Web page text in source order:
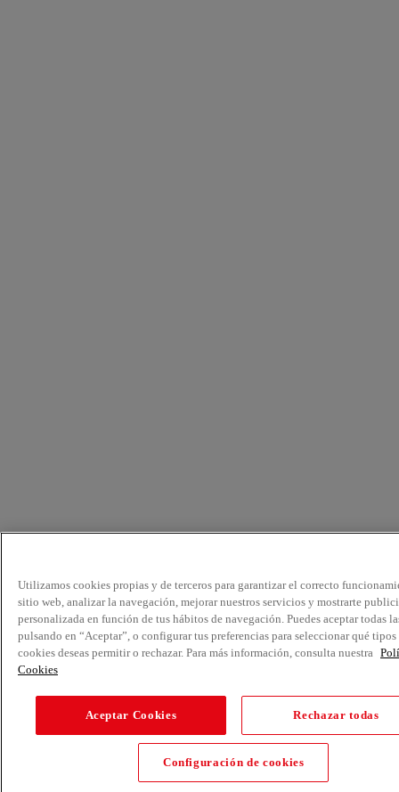
Utilizamos cookies propias y de terceros para garantizar el correcto
sitio web, analizar la navegación, mejorar nuestros servicios y mostrarte
personalizada en función de tus hábitos de navegación. Puedes aceptar todas
pulsando en “Aceptar”, o configurar tus preferencias para seleccionar qué tipos
cookies deseas permitir o rechazar. Para más información, consulta nuestra
Cookies
Aceptar Cookies Rechazar todas
Configuración de cookies